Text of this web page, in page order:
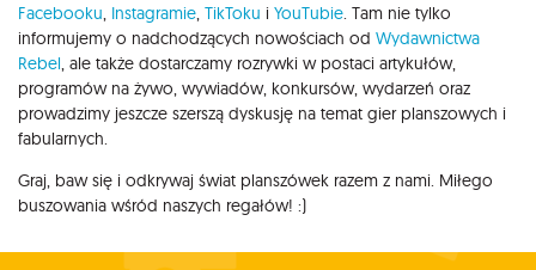
Facebooku, Instagramie, TikToku i YouTubie. Tam nie tylko
informujemy o nadchodzących nowościach od Wydawnictwa
Rebel, ale także dostarczamy rozrywki w postaci artykułów,
programów na żywo, wywiadów, konkursów, wydarzeń oraz
prowadzimy jeszcze szerszą dyskusję na temat gier planszowych i
fabularnych.
Graj, baw się i odkrywaj świat planszówek razem z nami. Miłego
buszowania wśród naszych regałów! :)